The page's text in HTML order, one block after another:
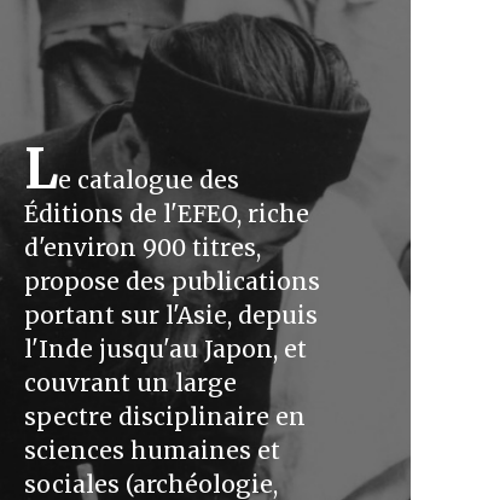
Le catalogue des
Éditions de l'EFEO, riche
d'environ 900 titres,
propose des publications
portant sur l'Asie, depuis
l'Inde jusqu'au Japon, et
couvrant un large
spectre disciplinaire en
sciences humaines et
sociales (archéologie,